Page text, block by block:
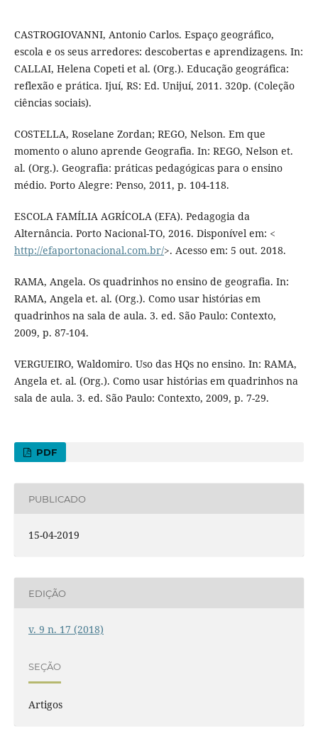
CASTROGIOVANNI, Antonio Carlos. Espaço geográfico,
escola e os seus arredores: descobertas e aprendizagens. In:
CALLAI, Helena Copeti et al. (Org.). Educação geográfica:
reflexão e prática. Ijuí, RS: Ed. Unijuí, 2011. 320p. (Coleção
ciências sociais).
COSTELLA, Roselane Zordan; REGO, Nelson. Em que
momento o aluno aprende Geografia. In: REGO, Nelson et.
al. (Org.). Geografia: práticas pedagógicas para o ensino
médio. Porto Alegre: Penso, 2011, p. 104-118.
ESCOLA FAMÍLIA AGRÍCOLA (EFA). Pedagogia da
Alternância. Porto Nacional-TO, 2016. Disponível em: <
http://efaportonacional.com.br/>. Acesso em: 5 out. 2018.
RAMA, Angela. Os quadrinhos no ensino de geografia. In:
RAMA, Angela et. al. (Org.). Como usar histórias em
quadrinhos na sala de aula. 3. ed. São Paulo: Contexto,
2009, p. 87-104.
VERGUEIRO, Waldomiro. Uso das HQs no ensino. In: RAMA,
Angela et. al. (Org.). Como usar histórias em quadrinhos na
sala de aula. 3. ed. São Paulo: Contexto, 2009, p. 7-29.
PDF
PUBLICADO
15-04-2019
EDIÇÃO
v. 9 n. 17 (2018)
SEÇÃO
Artigos